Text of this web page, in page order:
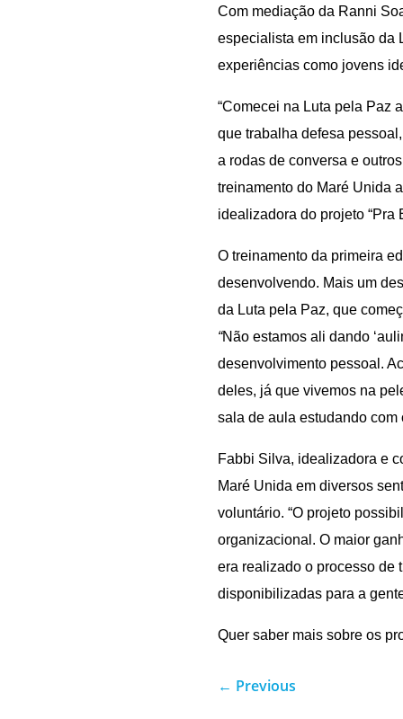
Com mediação da Ranni
especialista em inclusão da
experiências como jovens
“Comecei na Luta pela Paz
que trabalha defesa
a rodas de conversa e
treinamento do Maré Unida
idealizadora do projeto “Pra
O treinamento da primeira
desenvolvendo. Mais um
da Luta pela Paz, que
“Não estamos ali dando
desenvolvimento pessoal.
deles, já que vivemos na
sala de aula estudando
Fabbi Silva, idealizadora e
Maré Unida em diversos
voluntário. “O projeto
organizacional. O maior
era realizado o processo de
disponibilizadas para a
Quer saber mais sobre os
← Previous